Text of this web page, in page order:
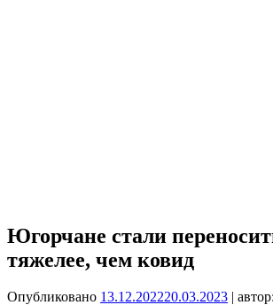
Югорчане стали
тяжелее, чем ковид
Опубликовано 13.12.202220.03.2023 | автор: